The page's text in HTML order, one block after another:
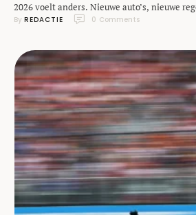
2026 voelt anders. Nieuwe auto’s, nieuwe
discussie. In een nieuwe aflevering van F1
dat zomaar eens meer duidelijkheid kan
By REDACTIE 0 Comments